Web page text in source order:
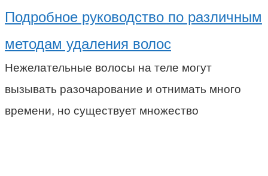
Подробное руководство по различным
методам удаления волос
Нежелательные волосы на теле могут
вызывать разочарование и отнимать много
времени, но существует множество